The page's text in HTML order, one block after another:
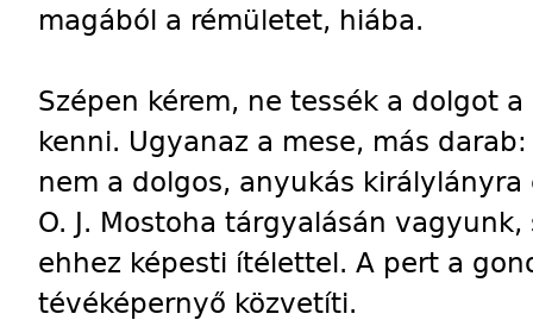
magából a rémületet, hiába.
Szépen kérem, ne tessék a dolgot
kenni. Ugyanaz a mese, más
nem a dolgos, anyukás
O. J. Mostoha tárgyalásán
ehhez képesti ítélettel. A pert a
tévéképernyő közvetíti.